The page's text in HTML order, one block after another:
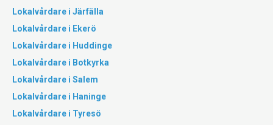
Lokalvårdare i Järfälla
Lokalvårdare i Ekerö
Lokalvårdare i Huddinge
Lokalvårdare i Botkyrka
Lokalvårdare i Salem
Lokalvårdare i Haninge
Lokalvårdare i Tyresö